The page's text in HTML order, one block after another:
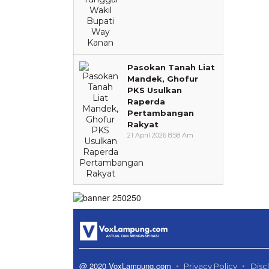
Pasokan Tanah Liat
Mandek, Ghofur
PKS Usulkan
Raperda
Pertambangan
Rakyat
21 April 2026 8:58 Am
@ 2020 VoxLampung.com Privacy Policy